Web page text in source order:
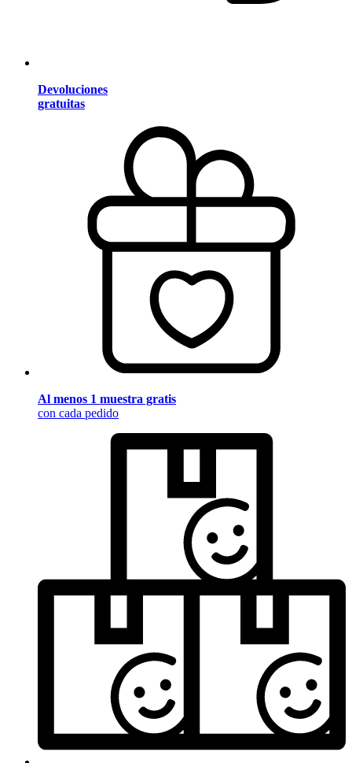
Devoluciones
gratuitas
Al menos 1 muestra gratis
con cada pedido